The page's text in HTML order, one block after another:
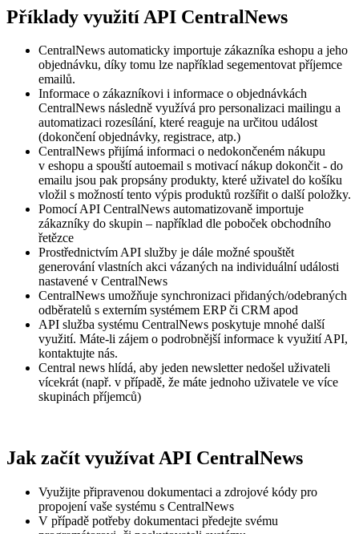
Příklady využití API CentralNews
CentralNews automaticky importuje zákazníka eshopu a jeho
objednávku, díky tomu lze například segementovat příjemce
emailů.
Informace o zákazníkovi i informace o objednávkách
CentralNews následně využívá pro personalizaci mailingu a
automatizaci rozesílání, které reaguje na určitou událost
(dokončení objednávky, registrace, atp.)
CentralNews přijímá informaci o nedokončeném nákupu
v eshopu a spouští autoemail s motivací nákup dokončit - do
emailu jsou pak propsány produkty, které uživatel do košíku
vložil s možností tento výpis produktů rozšířit o další položky.
Pomocí API CentralNews automatizovaně importuje
zákazníky do skupin – například dle poboček obchodního
řetězce
Prostřednictvím API služby je dále možné spouštět
generování vlastních akci vázaných na individuální události
nastavené v CentralNews
CentralNews umožňuje synchronizaci přidaných/odebraných
odběratelů s externím systémem ERP či CRM apod
API služba systému CentralNews poskytuje mnohé další
využití. Máte-li zájem o podrobnější informace k využití API,
kontaktujte nás.
Central news hlídá, aby jeden newsletter nedošel uživateli
vícekrát (např. v případě, že máte jednoho uživatele ve více
skupinách příjemců)
Jak začít využívat API CentralNews
Využijte připravenou dokumentaci a zdrojové kódy pro
propojení vaše systému s CentralNews
V případě potřeby dokumentaci předejte svému